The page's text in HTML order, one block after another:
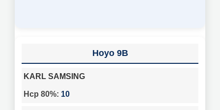
9B
KARL SAMSING
10